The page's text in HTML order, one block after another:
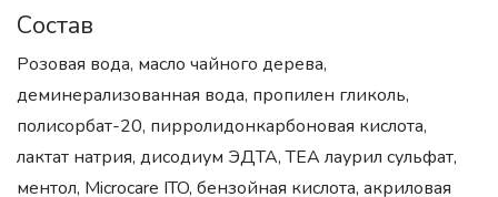
Состав
Розовая вода, масло чайного дерева,
деминерализованная вода, пропилен гликоль,
полисорбат-20, пирролидонкарбоновая кислота,
лактат натрия, дисодиум ЭДТА, ТЕА лаурил сульфат,
ментол, Microcare ITO, бензойная кислота, акриловая